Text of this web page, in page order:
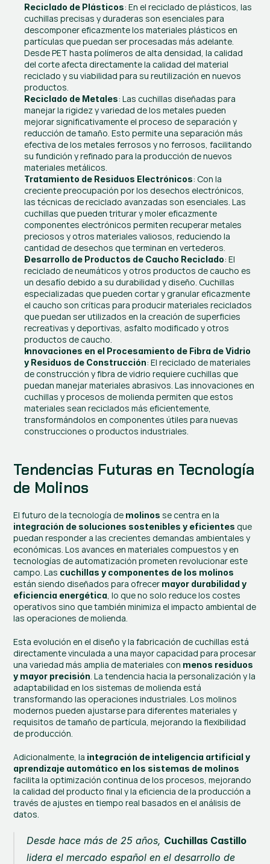
Reciclado de Plásticos: En el reciclado de plásticos, las
cuchillas precisas y duraderas son esenciales para
descomponer eficazmente los materiales plásticos en
partículas que puedan ser procesadas más adelante.
Desde PET hasta polímeros de alta densidad, la calidad
del corte afecta directamente la calidad del material
reciclado y su viabilidad para su reutilización en nuevos
productos.
Reciclado de Metales: Las cuchillas diseñadas para
manejar la rigidez y variedad de los metales pueden
mejorar significativamente el proceso de separación y
reducción de tamaño. Esto permite una separación más
efectiva de los metales ferrosos y no ferrosos, facilitando
su fundición y refinado para la producción de nuevos
materiales metálicos.
Tratamiento de Residuos Electrónicos: Con la
creciente preocupación por los desechos electrónicos,
las técnicas de reciclado avanzadas son esenciales. Las
cuchillas que pueden triturar y moler eficazmente
componentes electrónicos permiten recuperar metales
preciosos y otros materiales valiosos, reduciendo la
cantidad de desechos que terminan en vertederos.
Desarrollo de Productos de Caucho Reciclado: El
reciclado de neumáticos y otros productos de caucho es
un desafío debido a su durabilidad y diseño. Cuchillas
especializadas que pueden cortar y granular eficazmente
el caucho son críticas para producir materiales reciclados
que puedan ser utilizados en la creación de superficies
recreativas y deportivas, asfalto modificado y otros
productos de caucho.
Innovaciones en el Procesamiento de Fibra de Vidrio
y Residuos de Construcción: El reciclado de materiales
de construcción y fibra de vidrio requiere cuchillas que
puedan manejar materiales abrasivos. Las innovaciones en
cuchillas y procesos de molienda permiten que estos
materiales sean reciclados más eficientemente,
transformándolos en componentes útiles para nuevas
construcciones o productos industriales.
Tendencias Futuras en Tecnología
de Molinos
El futuro de la tecnología de molinos se centra en la
integración de soluciones sostenibles y eficientes que
puedan responder a las crecientes demandas ambientales y
económicas. Los avances en materiales compuestos y en
tecnologías de automatización prometen revolucionar este
campo. Las cuchillas y componentes de los molinos
están siendo diseñados para ofrecer mayor durabilidad y
eficiencia energética, lo que no solo reduce los costes
operativos sino que también minimiza el impacto ambiental de
las operaciones de molienda.
Esta evolución en el diseño y la fabricación de cuchillas está
directamente vinculada a una mayor capacidad para procesar
una variedad más amplia de materiales con menos residuos
y mayor precisión. La tendencia hacia la personalización y la
adaptabilidad en los sistemas de molienda está
transformando las operaciones industriales. Los molinos
modernos pueden ajustarse para diferentes materiales y
requisitos de tamaño de partícula, mejorando la flexibilidad
de producción.
Adicionalmente, la integración de inteligencia artificial y
aprendizaje automático en los sistemas de molinos
facilita la optimización continua de los procesos, mejorando
la calidad del producto final y la eficiencia de la producción a
través de ajustes en tiempo real basados en el análisis de
datos.
Desde hace más de 25 años, Cuchillas Castillo
lidera el mercado español en el desarrollo de